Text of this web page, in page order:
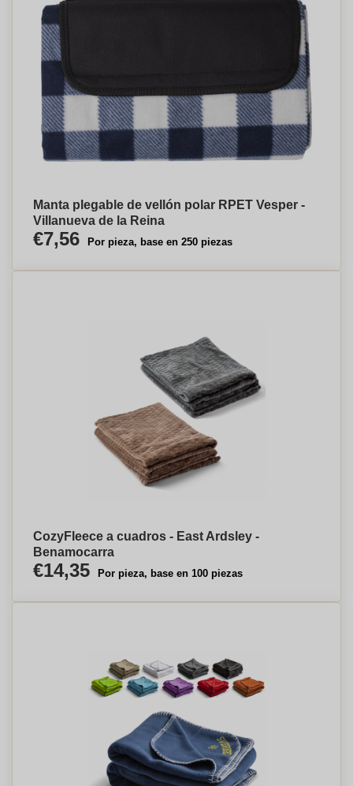
Manta plegable de vellón polar RPET Vesper -
Villanueva de la Reina
€7,56 Por pieza, base en 250 piezas
CozyFleece a cuadros - East Ardsley -
Benamocarra
€14,35 Por pieza, base en 100 piezas